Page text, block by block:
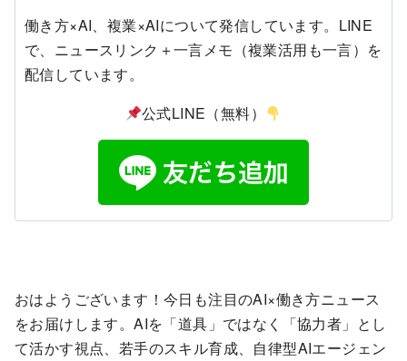
働き方×AI、複業×AIについて発信しています。LINE
で、ニュースリンク＋一言メモ（複業活用も一言）を
配信しています。
公式LINE（無料）
おはようございます！今日も注目のAI×働き方ニュース
をお届けします。AIを「道具」ではなく「協力者」とし
て活かす視点、若手のスキル育成、自律型AIエージェン